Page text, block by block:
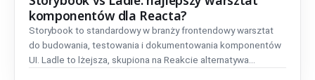
komponentów dla Reacta?
Storybook to standardowy w branży frontendowy warsztat
do budowania, testowania i dokumentowania komponentów
UI. Ladle to lżejsza, skupiona na Reakcie alternatywa